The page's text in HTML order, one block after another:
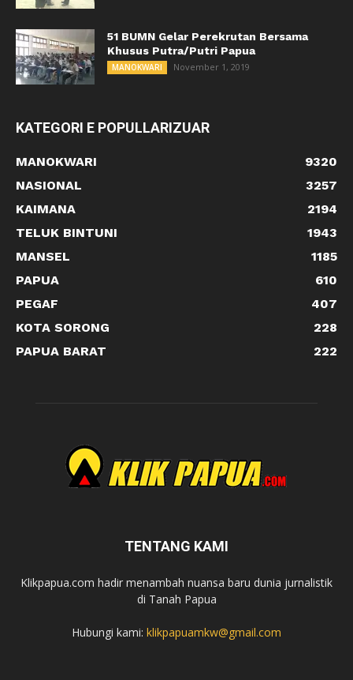
51 BUMN Gelar Perekrutan Bersama
Khusus Putra/Putri Papua
MANOKWARI November 1, 2019
KATEGORI E POPULLARIZUAR
MANOKWARI
9320
NASIONAL
3257
KAIMANA
2194
TELUK BINTUNI
1943
MANSEL
1185
PAPUA
610
PEGAF
407
KOTA SORONG
228
PAPUA BARAT
222
TENTANG KAMI
Klikpapua.com hadir menambah nuansa baru dunia jurnalistik
di Tanah Papua
Hubungi kami: klikpapuamkw@gmail.com